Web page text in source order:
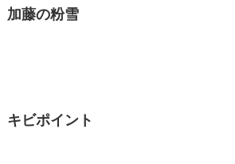
加藤の粉雪
キビポイント